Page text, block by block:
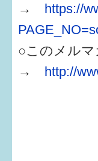
→ https://
○このメル
→ http://